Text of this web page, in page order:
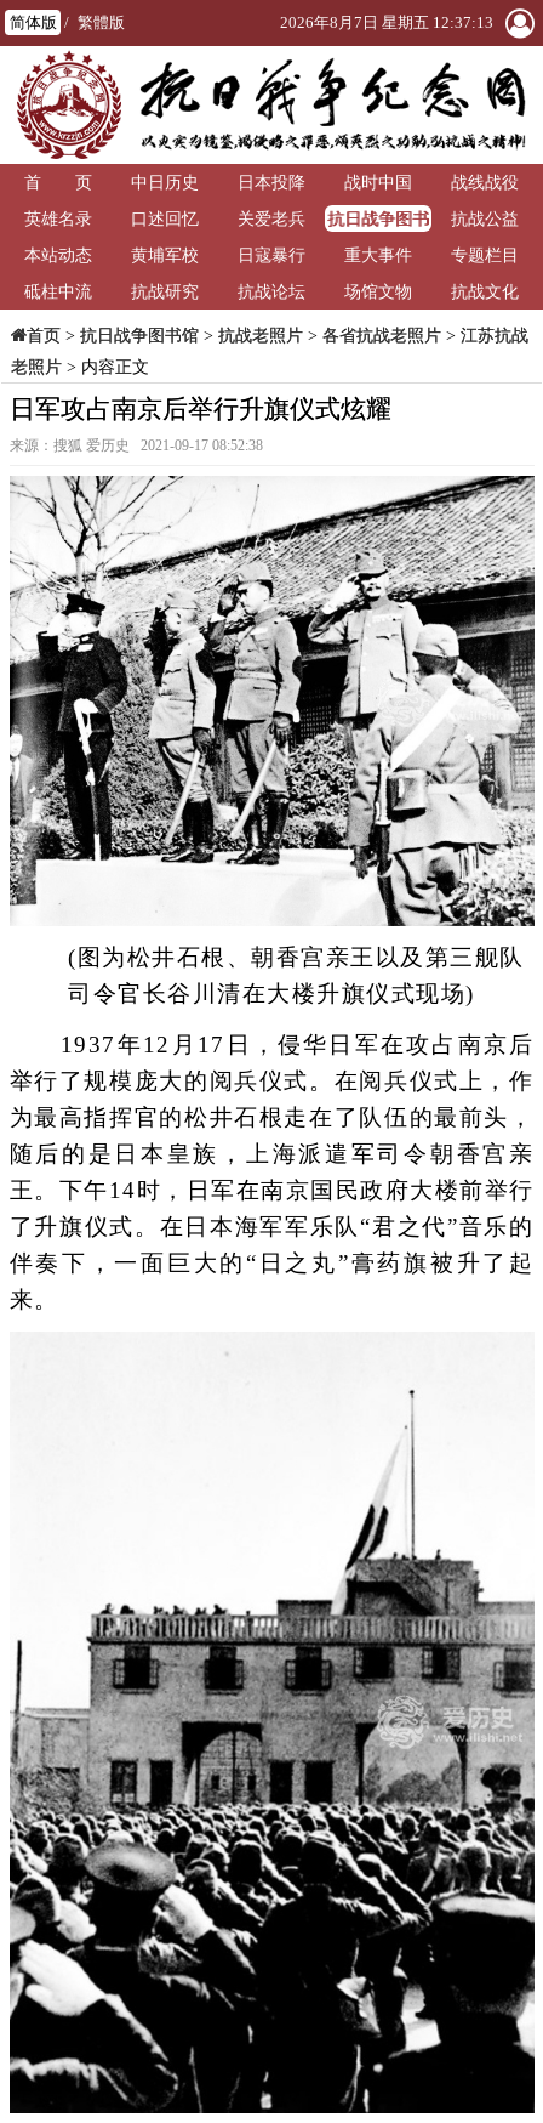
简体版 / 繁體版 2026年8月7日 星期五 12:37:14
首 页 中日历史 日本投降 战时中国
战线战役
英雄名录
口述回忆 关爱老兵
抗日战争图书
馆
抗战公益
本站动态
黄埔军校 日寇暴行 重大事件
专题栏目
砥柱中流
抗战研究 抗战论坛 场馆文物 抗战文化
首页> 抗日战争图书馆> 抗战老照片> 各省抗战老照片> 江苏抗战
老照片> 内容正文
日军攻占南京后举行升旗仪式炫耀
来源：搜狐 爱历史 2021-09-17 08:52:38
(图为松井石根、朝香宫亲王以及第三舰队
司令官长谷川清在大楼升旗仪式现场)
1937年12月17日，侵华日军在攻占南京后
举行了规模庞大的阅兵仪式。在阅兵仪式上，作
为最高指挥官的松井石根走在了队伍的最前头，
随后的是日本皇族，上海派遣军司令朝香宫亲
王。下午14时，日军在南京国民政府大楼前举行
了升旗仪式。在日本海军军乐队“君之代”音乐的
伴奏下，一面巨大的“日之丸”膏药旗被升了起
来。